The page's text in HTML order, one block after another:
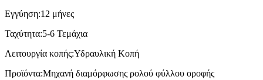
Εγγύηση:12 μήνες
Ταχύτητα:5-6 Τεμάχια
Λειτουργία κοπής:Υδραυλική Κοπή
Προϊόντα:Μηχανή διαμόρφωσης ρολού φύλλου οροφής